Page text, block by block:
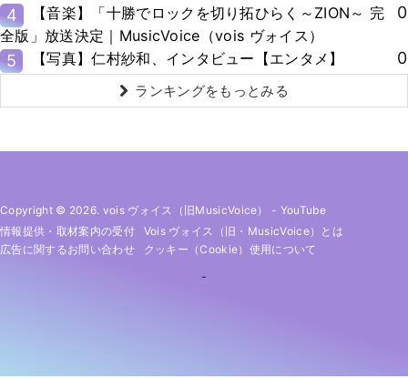
4
【音楽】「十勝でロックを切り拓ひらく～ZION～ 完
全版」放送決定｜MusicVoice（vois ヴォイス）
0
5 【写真】仁村紗和、インタビュー【エンタメ】 0
ランキングをもっとみる
Copyright © 2026. vois ヴォイス（旧MusicVoice） - YouTube
情報提供・取材案内の受付
Vois ヴォイス（旧・MusicVoice）とは
広告に関するお問い合わせ
クッキー（cookie）使用について
-